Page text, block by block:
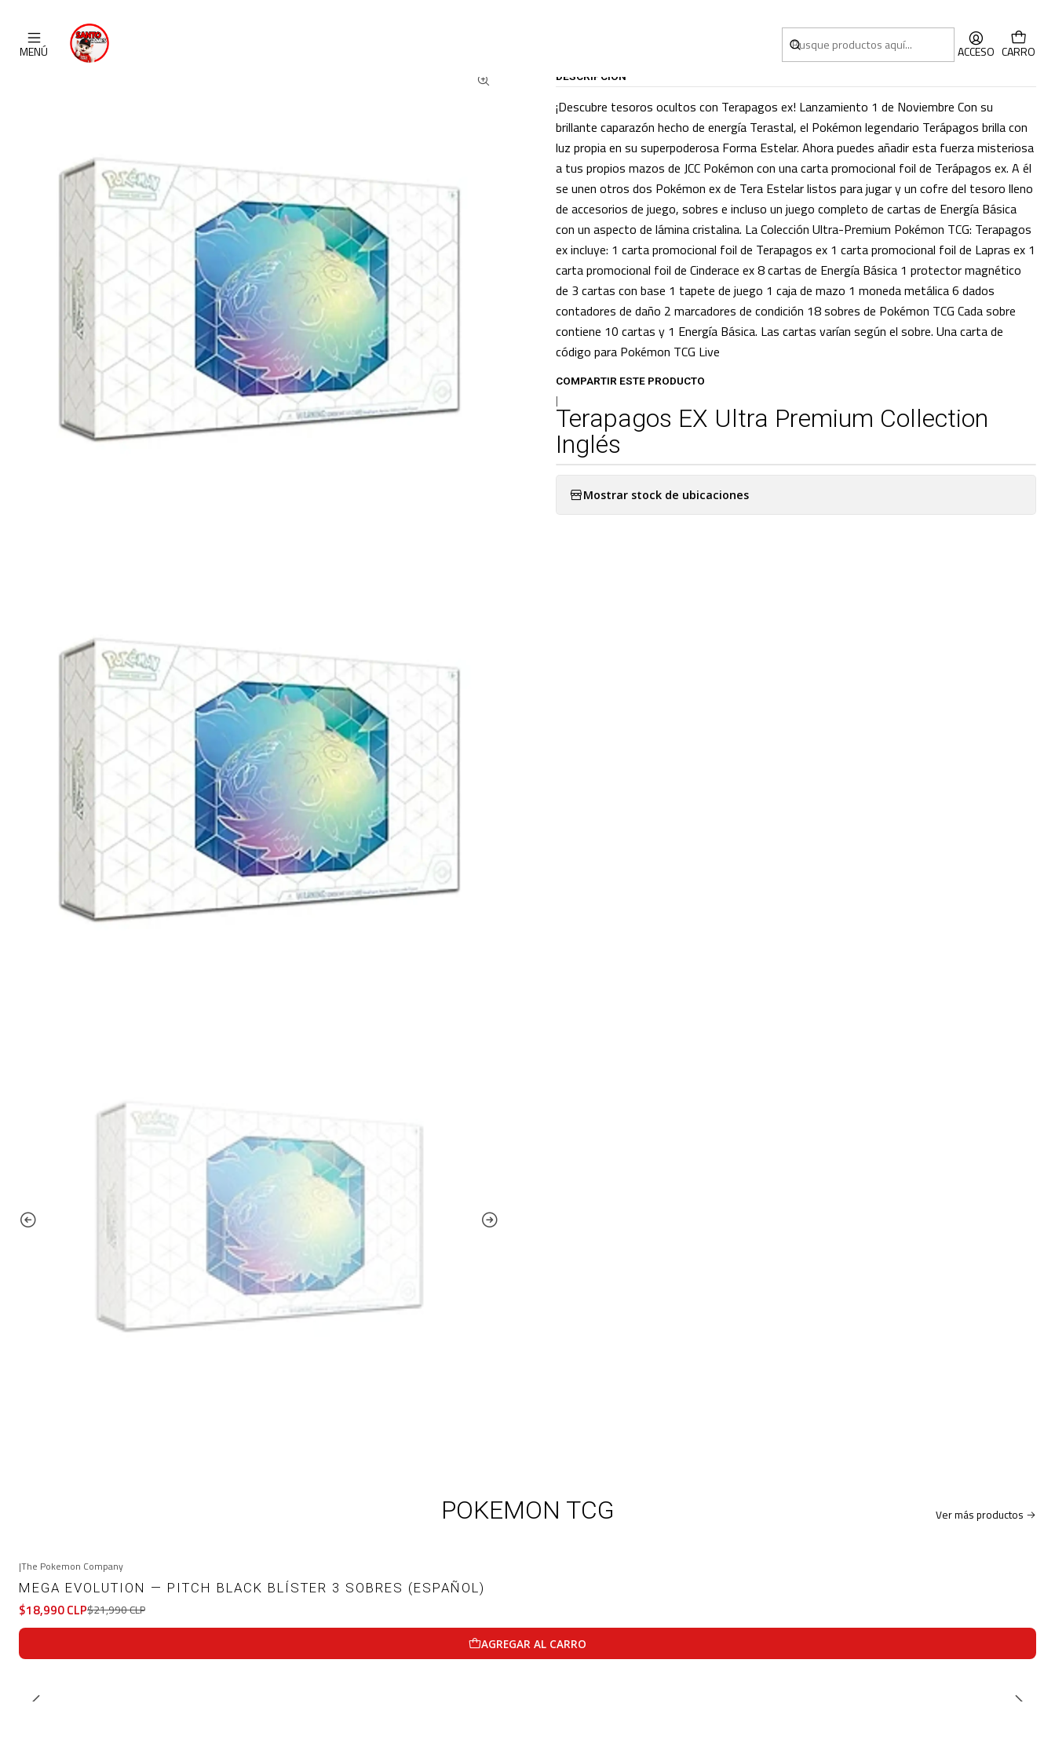
MENÚ ACCESO CARRO
DESCRIPCIÓN
¡Descubre tesoros ocultos con Terapagos ex! Lanzamiento 1 de Noviembre Con su
brillante caparazón hecho de energía Terastal, el Pokémon legendario Terápagos brilla con
luz propia en su superpoderosa Forma Estelar. Ahora puedes añadir esta fuerza misteriosa
a tus propios mazos de JCC Pokémon con una carta promocional foil de Terápagos ex. A él
se unen otros dos Pokémon ex de Tera Estelar listos para jugar y un cofre del tesoro lleno
de accesorios de juego, sobres e incluso un juego completo de cartas de Energía Básica
con un aspecto de lámina cristalina. La Colección Ultra-Premium Pokémon TCG: Terapagos
ex incluye: 1 carta promocional foil de Terapagos ex 1 carta promocional foil de Lapras ex 1
carta promocional foil de Cinderace ex 8 cartas de Energía Básica 1 protector magnético
de 3 cartas con base 1 tapete de juego 1 caja de mazo 1 moneda metálica 6 dados
contadores de daño 2 marcadores de condición 18 sobres de Pokémon TCG Cada sobre
contiene 10 cartas y 1 Energía Básica. Las cartas varían según el sobre. Una carta de
código para Pokémon TCG Live
COMPARTIR ESTE PRODUCTO
|
Terapagos EX Ultra Premium Collection
Inglés
Mostrar stock de ubicaciones
POKEMON TCG Ver más productos
|The Pokemon Company
MEGA EVOLUTION — PITCH BLACK BLÍSTER 3 SOBRES (ESPAÑOL)
$18,990 CLP$21,990 CLP
AGREGAR AL CARRO